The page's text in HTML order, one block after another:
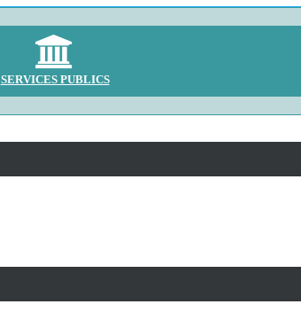
SERVICES PUBLICS